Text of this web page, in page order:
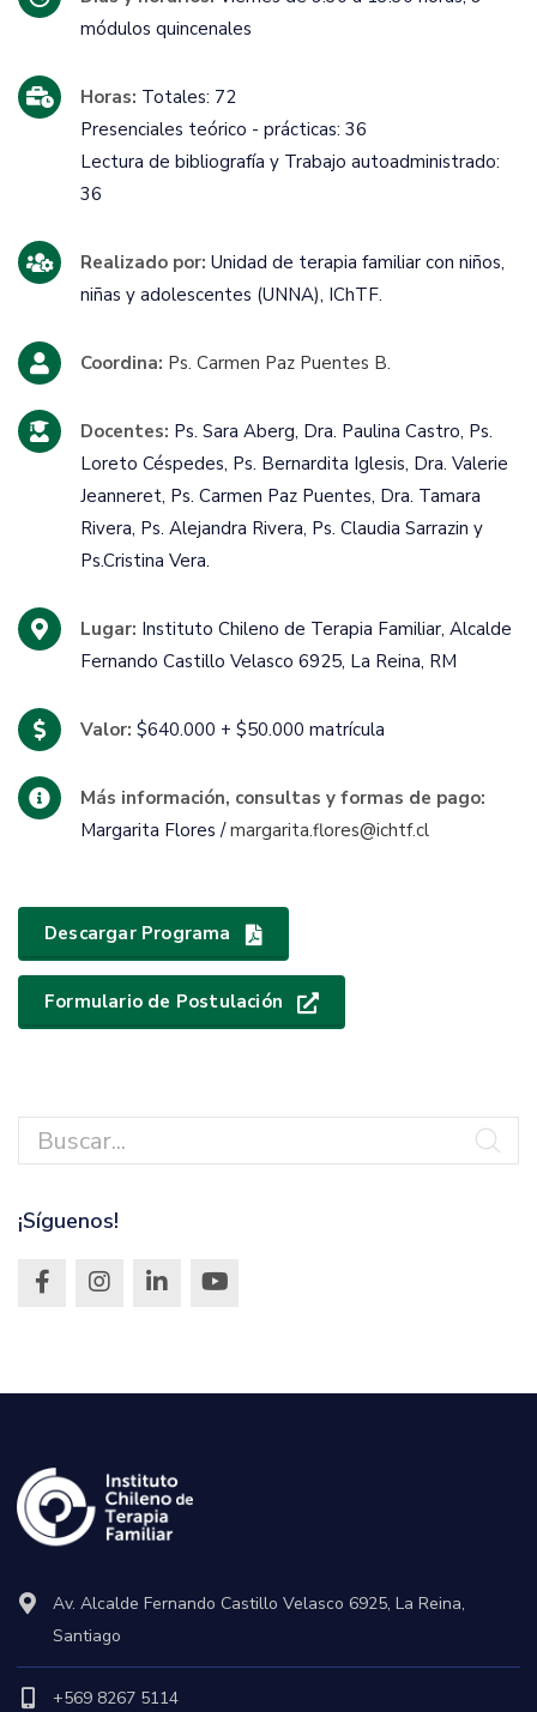
módulos quincenales
Horas: Totales: 72
Presenciales teórico - prácticas: 36
Lectura de bibliografía y Trabajo autoadministrado:
36
Realizado por: Unidad de terapia familiar con niños,
niñas y adolescentes (UNNA), IChTF.
Coordina: Ps. Carmen Paz Puentes B.
Docentes: Ps. Sara Aberg, Dra. Paulina Castro, Ps.
Loreto Céspedes, Ps. Bernardita Iglesis, Dra. Valerie
Jeanneret, Ps. Carmen Paz Puentes, Dra. Tamara
Rivera, Ps. Alejandra Rivera, Ps. Claudia Sarrazin y
Ps.Cristina Vera.
Lugar: Instituto Chileno de Terapia Familiar, Alcalde
Fernando Castillo Velasco 6925, La Reina, RM
Valor: $640.000 + $50.000 matrícula
Más información, consultas y formas de pago:
Margarita Flores /margarita.flores@ichtf.cl
Descargar Programa
Formulario de Postulación
¡Síguenos!
Av. Alcalde Fernando Castillo Velasco 6925, La Reina,
Santiago
+569 8267 5114